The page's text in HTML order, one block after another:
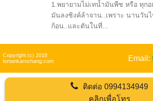
1.พยายามไม่เทน้ำมันพืช หรือ ทุกอ
มันลงซิงค์ล้าจาน..เพราะ นานวัน
ก้อน..และตันในที่...
Copyright (c) 2018
tortankarnchang.com
Email:
ติดต่อ0994134949
คลิกเพื่อโทร